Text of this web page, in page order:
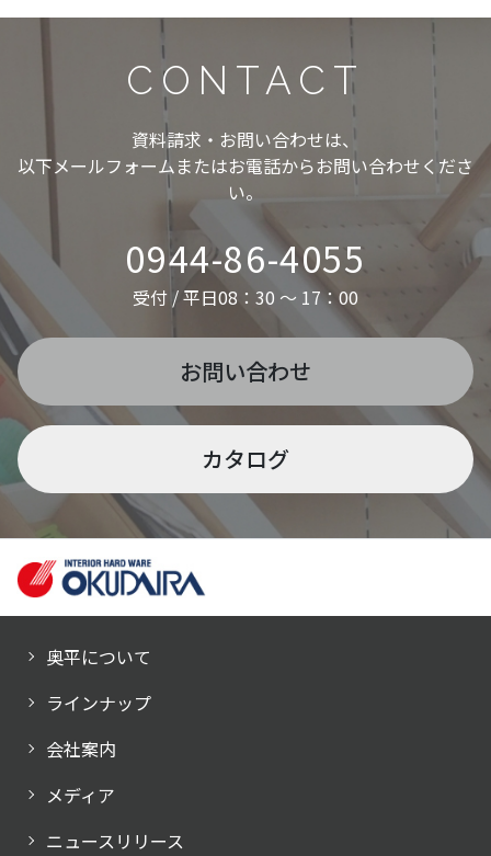
CONTACT
資料請求・お問い合わせは、
以下メールフォームまたはお電話からお問い合わせくださ
い。
0944-86-4055
受付 / 平日08：30 ～ 17：00
お問い合わせ
カタログ
奥平について
ラインナップ
会社案内
メディア
ニュースリリース